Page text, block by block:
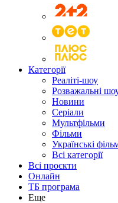
Категорії
Реаліті-шоу
Розважальні
Новини
Серіали
Мультфільми
Фільми
Українські
Всі категорії
Всі проєкти
Онлайн
ТБ програма
Еще